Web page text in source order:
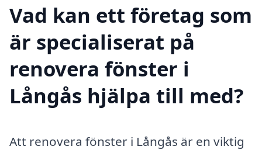
Vad kan ett företag som
är specialiserat på
renovera fönster i
Långås hjälpa till med?
Att renovera fönster i Långås är en viktig